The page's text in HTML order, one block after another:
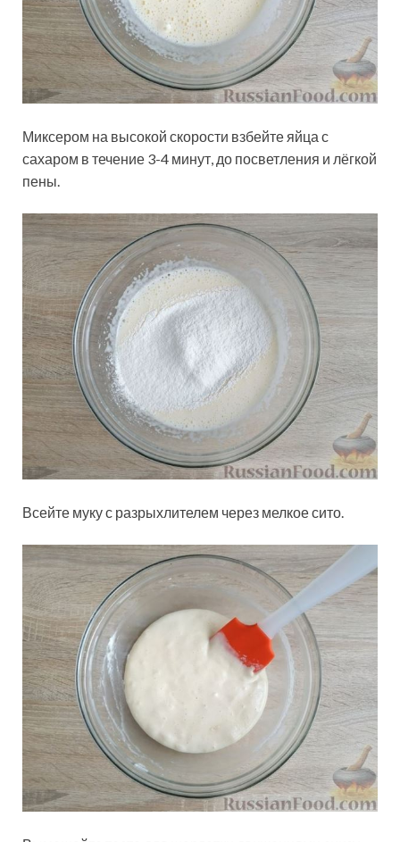
Миксером на высокой скорости взбейте яйца с
сахаром в течение 3-4 минут, до посветления и лёгкой
пены.
Всейте муку с разрыхлителем через мелкое сито.